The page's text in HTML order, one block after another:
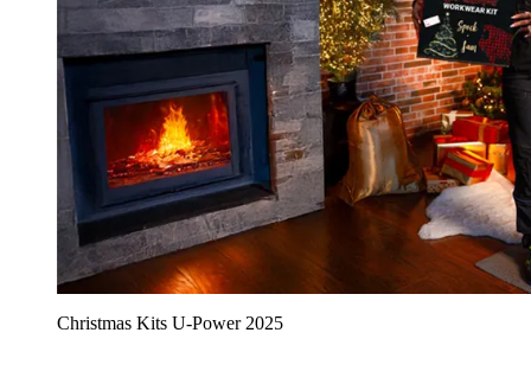
Christmas Kits U‑Power 2025